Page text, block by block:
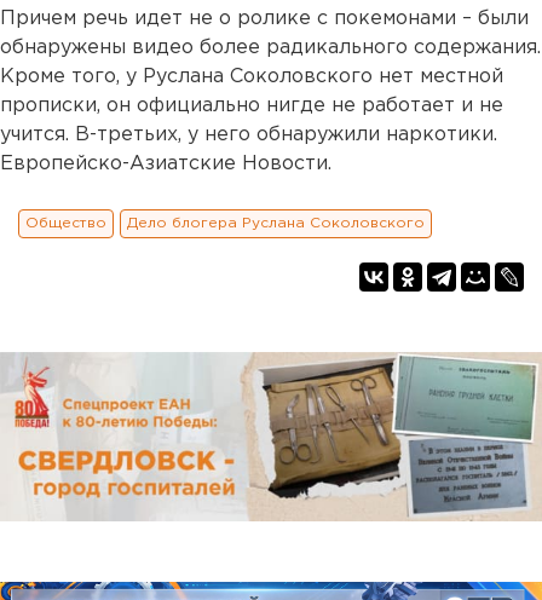
Причем речь идет не о ролике с покемонами – были
обнаружены видео более радикального содержания.
Кроме того, у Руслана Соколовского нет местной
прописки, он официально нигде не работает и не
учится. В-третьих, у него обнаружили наркотики.
Европейско-Азиатские Новости.
Общество Дело блогера Руслана Соколовского